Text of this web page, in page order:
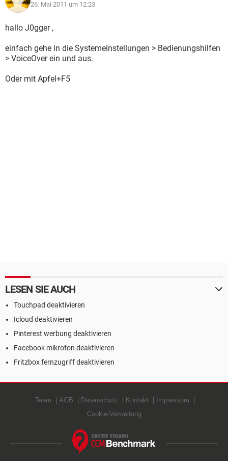
26. Mai 2011 um 12:23
hallo J0gger ,
einfach gehe in die Systemeinstellungen > Bedienungshilfen
> VoiceOver ein und aus.
Oder mit Apfel+F5
LESEN SIE AUCH
Touchpad deaktivieren
Icloud deaktivieren
Pinterest werbung deaktivieren
Facebook mikrofon deaktivieren
Fritzbox fernzugriff deaktivieren
Team AGB Datenschutz Kontakt
Impressum
Cookie-Verwaltung